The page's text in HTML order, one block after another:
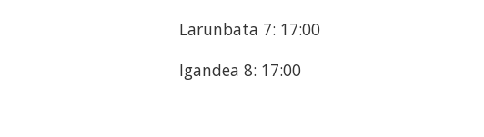
Larunbata 7: 17:00
Igandea 8: 17:00